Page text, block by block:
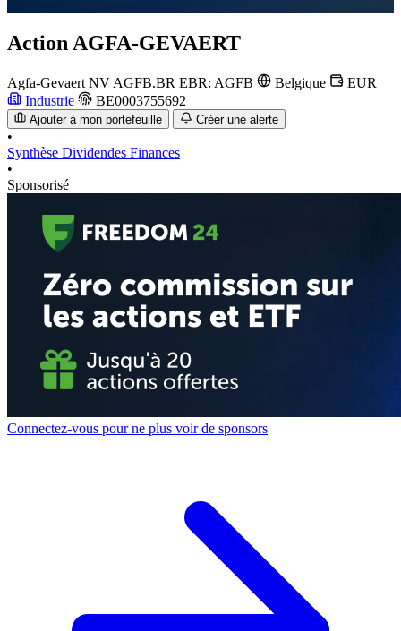
Action AGFA-GEVAERT
Agfa-Gevaert NV AGFB.BR EBR: AGFB Belgique
EUR
Industrie
BE0003755692
Ajouter à mon portefeuille Créer une alerte
•
Synthèse Dividendes Finances
•
Sponsorisé
Connectez-vous pour ne plus voir de sponsors